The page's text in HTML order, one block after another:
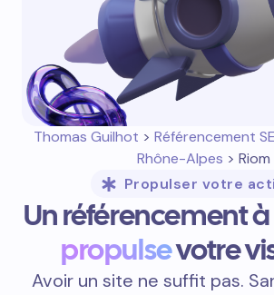
Thomas Guilhot > Référencement
Rhône-Alpes > Riom
Propulser votre
Un référencement
propulsevotre
Avoir un site ne suffit pas.